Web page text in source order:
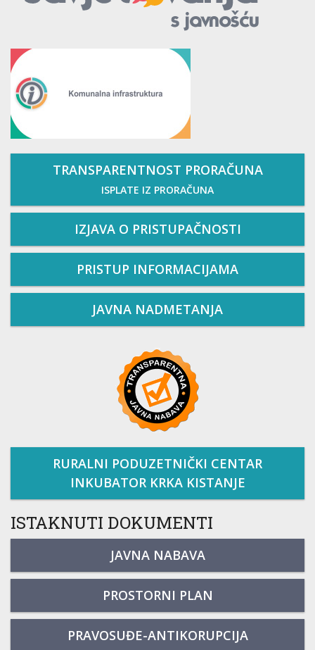
TRANSPARENTNOST PRORAČUNA
ISPLATE IZ PRORAČUNA
IZJAVA O PRISTUPAČNOSTI
PRISTUP INFORMACIJAMA
JAVNA NADMETANJA
RURALNI PODUZETNIČKI CENTAR
INKUBATOR KRKA KISTANJE
ISTAKNUTI DOKUMENTI
JAVNA NABAVA
PROSTORNI PLAN
PRAVOSUĐE-ANTIKORUPCIJA